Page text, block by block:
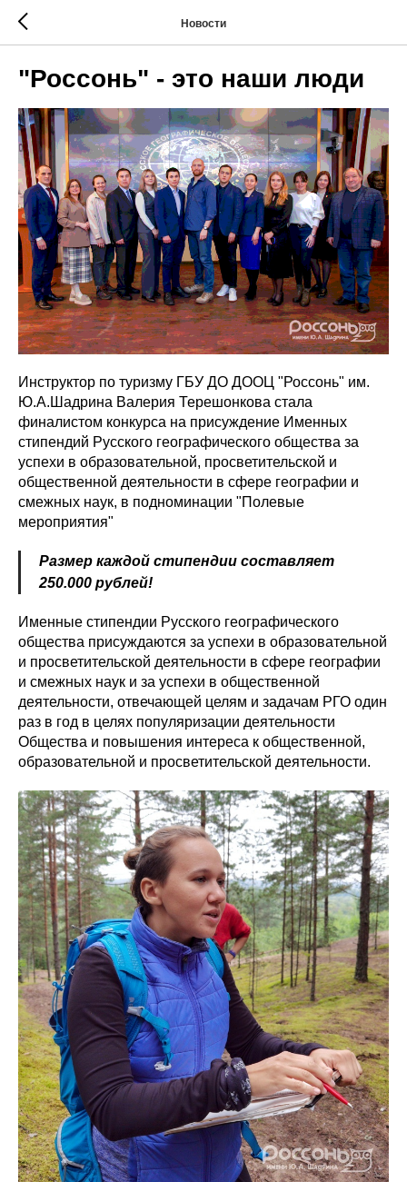
Новости
"Россонь" - это наши люди
Инструктор по туризму ГБУ ДО ДООЦ "Россонь" им.
Ю.А.Шадрина Валерия Терешонкова стала
финалистом конкурса на присуждение Именных
стипендий Русского географического общества за
успехи в образовательной, просветительской и
общественной деятельности в сфере географии и
смежных наук, в подноминации "Полевые
мероприятия"
Размер каждой стипендии составляет
250.000 рублей!
Именные стипендии Русского географического
общества присуждаются за успехи в образовательной
и просветительской деятельности в сфере географии
и смежных наук и за успехи в общественной
деятельности, отвечающей целям и задачам РГО один
раз в год в целях популяризации деятельности
Общества и повышения интереса к общественной,
образовательной и просветительской деятельности.